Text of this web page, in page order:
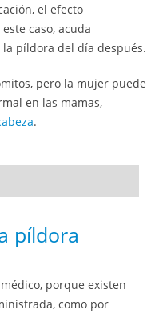
el efecto
caso, acuda
píldora del día después.
pero la mujer puede
en las mamas,
.
píldora
porque existen
como por